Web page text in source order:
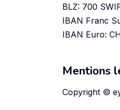
BLZ: 700
IBAN Franc
IBAN Euro:
Mentions
Copyright ©